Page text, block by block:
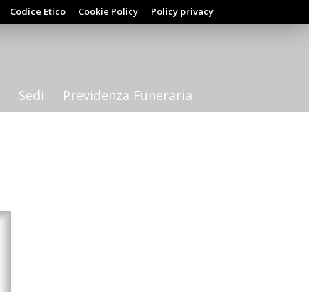
Codice Etico Cookie Policy Policy privacy
Sedi Previdenza Funeraria